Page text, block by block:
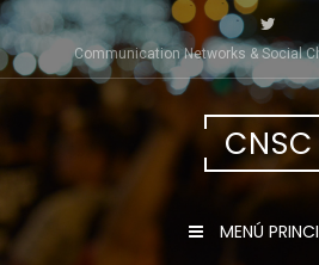
Saltar
al
contenido
Communication Networks & Social
CNSC
MENÚ